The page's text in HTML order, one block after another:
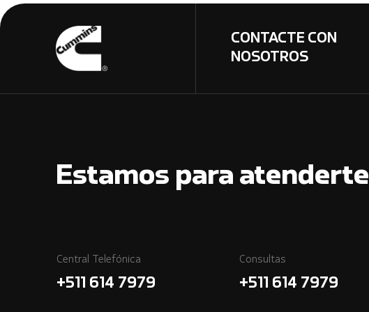
CONTACTE CON
NOSOTROS
Estamos para atenderte
Central Telefónica
+511 614 7979
Consultas
+511 614 7979